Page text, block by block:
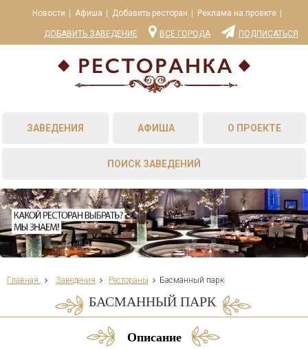
Новости Афиша Добавить ресторан Реклама на проекте
ДОБАВИТЬ ЗАВЕДЕНИЕ ВСЕ ГОРОДА ПОДПИСАТЬСЯ
ЗАВЕДЕНИЯ АФИША О ПРОЕКТЕ
ПОИСК ЗАВЕДЕНИЙ
Главная Заведения Рестораны Басманный парк
БАСМАННЫЙ ПАРК
Описание